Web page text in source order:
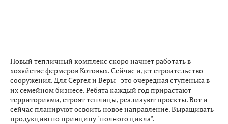
Новый тепличный комплекс скоро начнет работать в
хозяйстве фермеров Котовых. Сейчас идет строительство
сооружения. Для Сергея и Веры - это очередная ступенька в
их семейном бизнесе. Ребята каждый год прирастают
территориями, строят теплицы, реализуют проекты. Вот и
сейчас планируют освоить новое направление. Выращивать
продукцию по принципу "полного цикла".